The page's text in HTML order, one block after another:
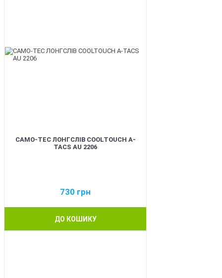
CAMO-TEC ЛОНГСЛІВ COOLTOUCH A-
TACS AU 2206
730 грн
ДО КОШИКУ